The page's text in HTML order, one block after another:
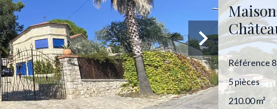
Maison
Référence
5 pièces
210.00m²